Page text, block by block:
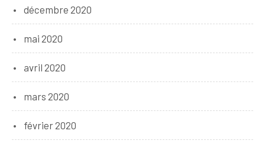
décembre 2020
mai 2020
avril 2020
mars 2020
février 2020